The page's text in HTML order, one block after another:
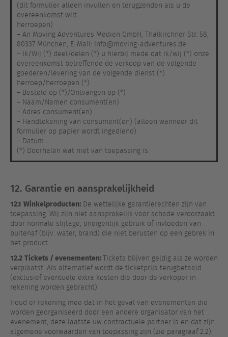
(dit formulier alleen invullen en terugzenden als u de
overeenkomst wilt
herroepen)
– An Moving Adventures Medien GmbH, Thalkirchner Str. 58,
80337 München, E-Mail: info@moving-adventures.de
– Ik/Wij (*) deel/delen (*) u hierbij mede dat ik/wij (*) onze
overeenkomst betreffende de verkoop van de volgende
goederen/levering van de volgende dienst (*)
herroep/herroepen (*)
– Besteld op (*)/Ontvangen op (*)
– Naam/Namen consument(en)
– Adres consument(en)
– Handtekening van consument(en) (alleen wanneer dit
formulier op papier wordt ingediend)
– Datum
(*) Doorhalen wat niet van toepassing is.
12. Garantie en aansprakelijkheid
12.1 Winkelproducten: De wettelijke garantierechten zijn van
toepassing. Wij zijn niet aansprakelijk voor schade veroorzaakt
door normale slijtage, oneigenlijk gebruik of invloeden van
buitenaf (bijv. water, brand) die niet berusten op een gebrek in
het product.
12.2Tickets / evenementen:Tickets blijven geldig als ze worden
verplaatst. Als alternatief wordt de ticketprijs terugbetaald
(exclusief eventuele extra kosten die door de verkoper in
rekening worden gebracht).
Houd er rekening mee dat in het geval van evenementen die
worden georganiseerd door een andere organisator van het
evenement, deze laatste uw contractuele partner is en dat zijn
algemene voorwaarden van toepassing zijn (zie paragraaf 2.2).